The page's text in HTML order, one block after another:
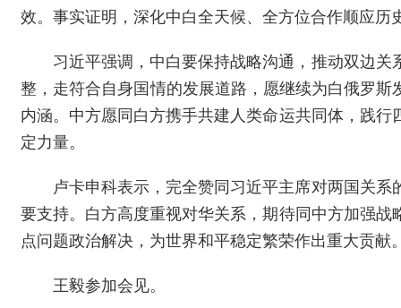
效。事实证明，深化中白全天候、全方位合作顺应历
习近平强调，中白要保持战略沟通，推动双边
整，走符合自身国情的发展道路，愿继续为白俄罗
内涵。中方愿同白方携手共建人类命运共同体，践
定力量。
卢卡申科表示，完全赞同习近平主席对两国关
要支持。白方高度重视对华关系，期待同中方加强
点问题政治解决，为世界和平稳定繁荣作出重大贡
王毅参加会见。